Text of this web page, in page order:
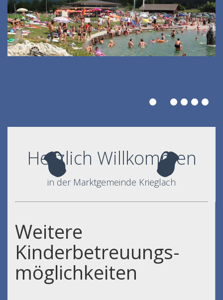
Herzlich Willkommen
in der Marktgemeinde Krieglach
Weitere
Kinderbetreuungs-
möglichkeiten